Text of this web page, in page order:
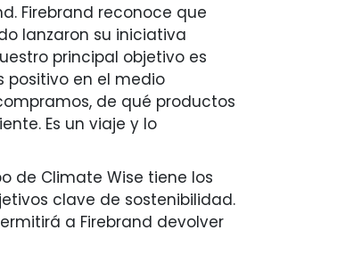
Firebrand reconoce que
lanzaron su iniciativa
principal objetivo es
en el medio
de qué productos
Es un viaje y lo
de Climate Wise tiene los
clave de sostenibilidad.
a Firebrand devolver